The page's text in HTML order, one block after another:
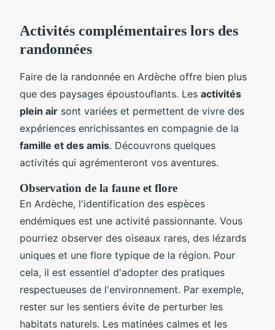
Activités complémentaires lors des
randonnées
Faire de la randonnée en Ardèche offre bien plus
que des paysages époustouflants. Les activités
plein air sont variées et permettent de vivre des
expériences enrichissantes en compagnie de la
famille et des amis. Découvrons quelques
activités qui agrémenteront vos aventures.
Observation de la faune et flore
En Ardèche, l'identification des espèces
endémiques est une activité passionnante. Vous
pourriez observer des oiseaux rares, des lézards
uniques et une flore typique de la région. Pour
cela, il est essentiel d'adopter des pratiques
respectueuses de l'environnement. Par exemple,
rester sur les sentiers évite de perturber les
habitats naturels. Les matinées calmes et les